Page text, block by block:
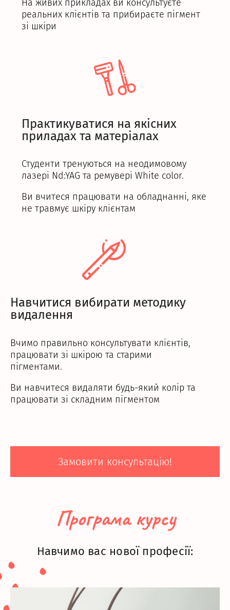
На живих прикладах ви консультуєте
реальних клієнтів та прибираєте пігмент
зі шкіри
Практикуватися на якісних
приладах та матеріалах
Студенти тренуються на неодимовому
лазері Nd:YAG та ремувері White color.
Ви вчитеся працювати на обладнанні, яке
не травмує шкіру клієнтам
Навчитися вибирати методику
видалення
Вчимо правильно консультувати клієнтів,
працювати зі шкірою та старими
пігментами.
Ви навчитеся видаляти будь-який колір та
працювати зі складним пігментом
Замовити консультацію!
Програма курсу
Навчимо вас нової професії: